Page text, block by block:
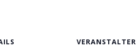
VERANSTALTER